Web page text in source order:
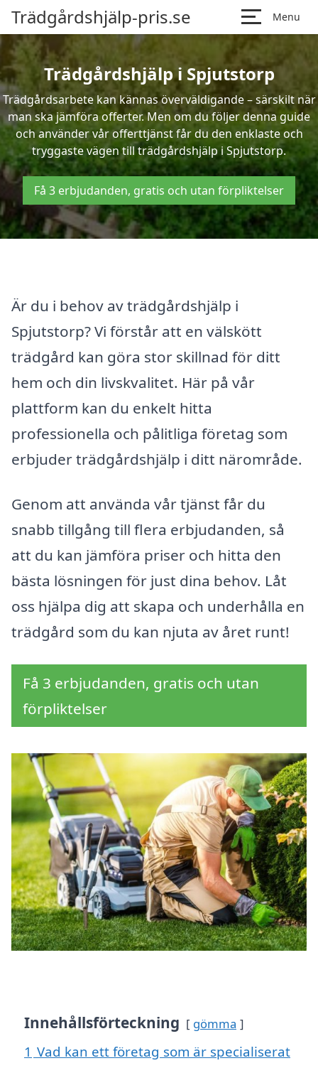
Trädgårdshjälp-pris.se Menu
Trädgårdshjälp i Spjutstorp
Trädgårdsarbete kan kännas överväldigande – särskilt när
man ska jämföra offerter. Men om du följer denna guide
och använder vår offerttjänst får du den enklaste och
tryggaste vägen till trädgårdshjälp i Spjutstorp.
Få 3 erbjudanden, gratis och utan förpliktelser
Är du i behov av trädgårdshjälp i
Spjutstorp? Vi förstår att en välskött
trädgård kan göra stor skillnad för ditt
hem och din livskvalitet. Här på vår
plattform kan du enkelt hitta
professionella och pålitliga företag som
erbjuder trädgårdshjälp i ditt närområde.
Genom att använda vår tjänst får du
snabb tillgång till flera erbjudanden, så
att du kan jämföra priser och hitta den
bästa lösningen för just dina behov. Låt
oss hjälpa dig att skapa och underhålla en
trädgård som du kan njuta av året runt!
Få 3 erbjudanden, gratis och utan
förpliktelser
Innehållsförteckning gömma
1 Vad kan ett företag som är specialiserat